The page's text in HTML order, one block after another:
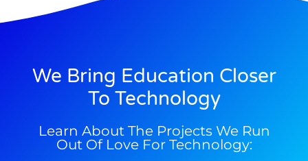
We Bring Education Closer
To Technology
Learn About The Projects We Run
Out Of Love For Technology: